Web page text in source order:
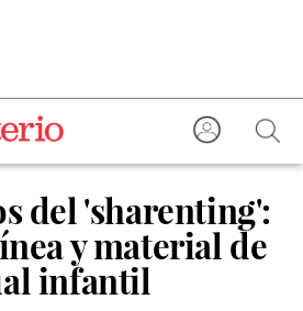
del 'sharenting':
y material de
infantil